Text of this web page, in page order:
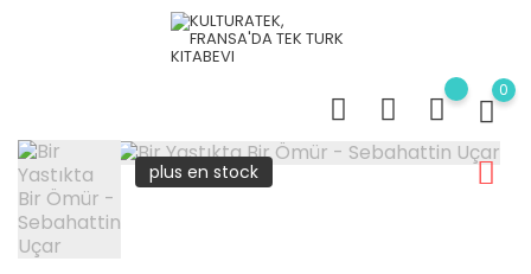
0
plus en stock